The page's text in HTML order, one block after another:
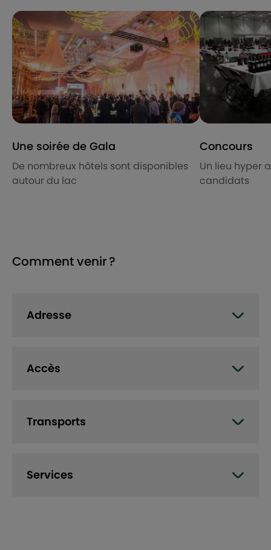
Une soirée de Gala
De nombreux hôtels sont disponibles
autour du lac
Concours
Un lieu hyper
candidats
Comment venir ?
Adresse
Accès
Transports
Services